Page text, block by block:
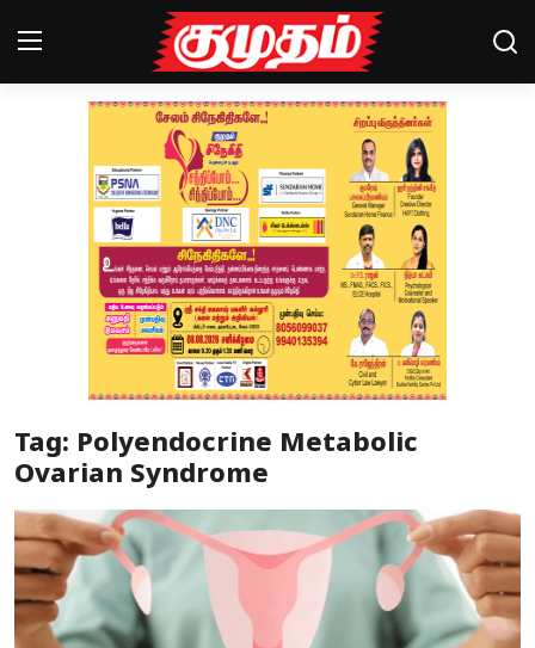
Magazines
Sports
Special Story
Business
Crime
Tag: Polyendocrine Metabolic
Ovarian Syndrome